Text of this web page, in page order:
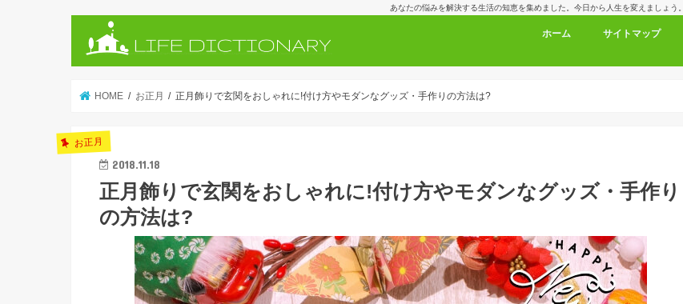
あなたの悩みを解決する生活の知恵を集めました。今日から人生を変えましょう。
ホーム サイトマップ
HOME お正月 正月飾りで玄関をおしゃれに!付け方やモダンなグッズ・手作りの方法は?
お正月
2018.11.18
正月飾りで玄関をおしゃれに!付け方やモダンなグッズ・手作り
の方法は?